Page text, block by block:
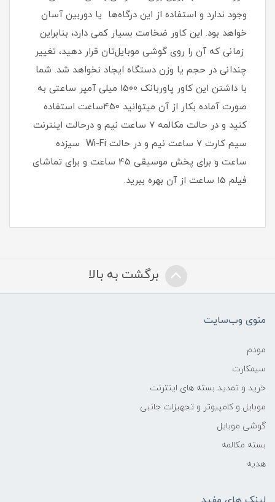
وجود ندارد و استفاده از این درگاه‌ها یا دوربین آسان
خواهد بود‏.‏ این کاور ضخامت بسیار کمی دارد، بنابراین
زمانی که آن را روی گوشی موبایل‌تان قرار دهید، تغییر
چندانی در حجم یا وزن دستگاه ایجاد نخواهد شد‏.‏ شما
با داشتن این کاور پاوربانک 1500 میلی آمپر ساعتی به
صورت آماده بکار از آن میتوانید 450ساعت استفاده
کنید و در حالت مکالمه 7 ساعت نیم و درحالت اینترنت
سیم کارت 7 ساعت نیم و در حالت Wi-Fi سیزده
ساعت و برای پخش موسیقی 45 ساعت و برای تماشای
فیلم 15 ساعت از آن بهره ببرید.
برگشت به بالا
منوی وب‌سایت
مودم
سیمکارت
خرید و تمدید بسته های اینترنت
موبایل و کامپیوتر و تجهیزات جانبی
گوشی موبایل
بسته مکالمه
هدیه